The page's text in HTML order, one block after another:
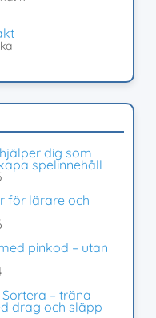
dig som
spelinnehåll
för lärare och
pinkod – utan
– träna
drag och släpp